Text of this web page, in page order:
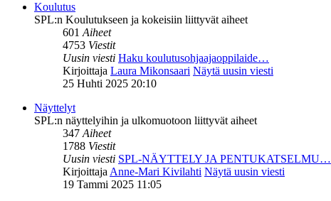
Koulutus
SPL:n Koulutukseen ja kokeisiin liittyvät aiheet
601Aiheet
4753 Viestit
Uusin viesti Haku koulutusohjaajaoppilaide…
Kirjoittaja Laura Mikonsaari Näytä uusin viesti
25 Huhti 2025 20:10
Näyttelyt
SPL:n näyttelyihin ja ulkomuotoon liittyvät aiheet
347Aiheet
1788 Viestit
Uusin viesti SPL-NÄYTTELY JA PENTUKATSELMU…
KirjoittajaAnne-Mari Kivilahti Näytä uusin viesti
19 Tammi 2025 11:05